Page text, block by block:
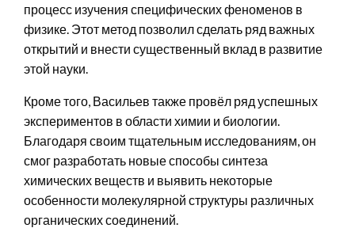
процесс изучения специфических феноменов в
физике. Этот метод позволил сделать ряд важных
открытий и внести существенный вклад в развитие
этой науки.
Кроме того, Васильев также провёл ряд успешных
экспериментов в области химии и биологии.
Благодаря своим тщательным исследованиям, он
смог разработать новые способы синтеза
химических веществ и выявить некоторые
особенности молекулярной структуры различных
органических соединений.